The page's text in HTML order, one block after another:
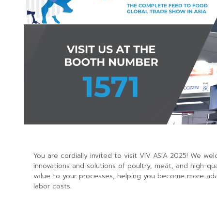
You are cordially invited to visit VIV ASIA 2025! We
innovations and solutions of poultry, meat, and high-
value to your processes, helping you become more
labor costs.